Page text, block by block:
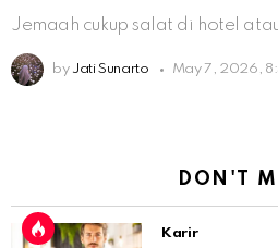
Jemaah cukup salat di hotel
by Jati Sunarto May 7, 2026,
DON'T
Karir